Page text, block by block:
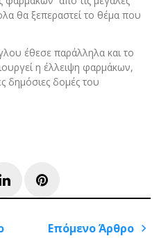
θα ξεπεραστεί το θέμα που
έθεσε παράλληλα και το
η έλλειψη φαρμάκων,
δημόσιες δομές του
LinkedInPinterest
Επόμενο Άρθρο